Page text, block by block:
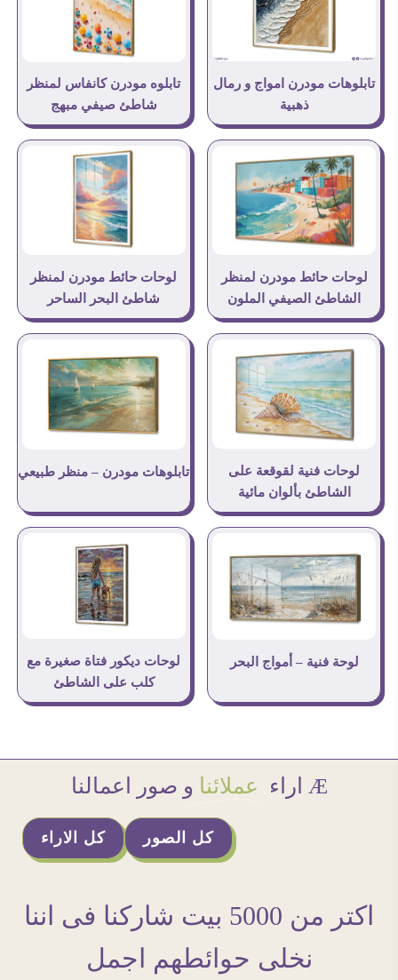
تابلوهات مودرن امواج و رمال
ذهبية
تابلوه مودرن كانفاس لمنظر
شاطئ صيفي مبهج
لوحات حائط مودرن لمنظر
الشاطئ الصيفي الملون
لوحات حائط مودرن لمنظر
شاطئ البحر الساحر
لوحات فنية لقوقعة على
الشاطئ بألوان مائية
تابلوهات مودرن – منظر طبيعي
لوحة فنية – أمواج البحر
لوحات ديكور فتاة صغيرة مع
كلب على الشاطئ
Æ اراء عملائنا و صور اعمالنا
كل الاراء كل الصور
اكتر من 5000 بيت شاركنا فى اننا
نخلى حوائطهم اجمل